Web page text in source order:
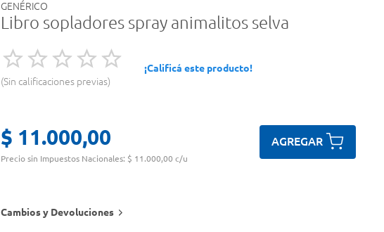
GENÉRICO
Libro sopladores spray animalitos selva
Sin calificaciones previas
¡Calificá este producto!
$ 11.000,00
Precio sin Impuestos Nacionales: $ 11.000,00 c/u
AGREGAR
Cambios y Devoluciones